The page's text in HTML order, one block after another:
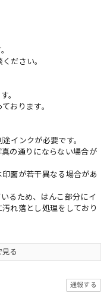
ださい。
。
おります。
インクが必要です。
の通りにならない場合が
面が若干異なる場合があ
るため、はんこ部分にイ
れ落とし処理をしており
見る
通報する